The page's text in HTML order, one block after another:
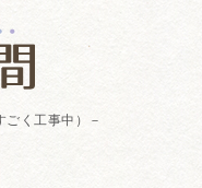
ごく工事中）－